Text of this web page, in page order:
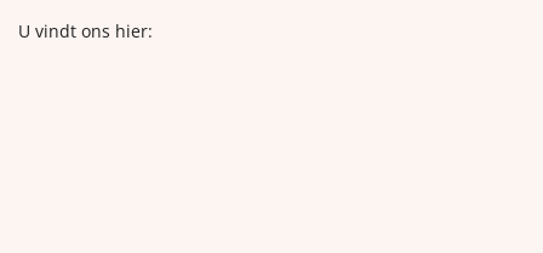
U vindt ons hier: